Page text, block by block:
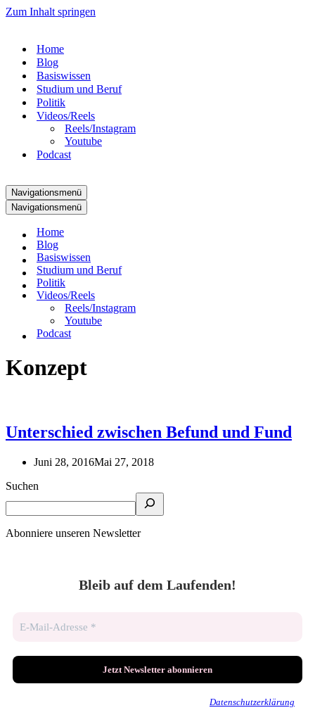
Zum Inhalt springen
Home
Blog
Basiswissen
Studium und Beruf
Politik
Videos/Reels
Reels/Instagram
Youtube
Podcast
Navigationsmenü
Navigationsmenü
Home
Blog
Basiswissen
Studium und Beruf
Politik
Videos/Reels
Reels/Instagram
Youtube
Podcast
Konzept
Unterschied zwischen Befund und Fund
Juni 28, 2016Mai 27, 2018
Suchen
Abonniere unseren Newsletter
Bleib auf dem Laufenden!
Datenschutzerklärung